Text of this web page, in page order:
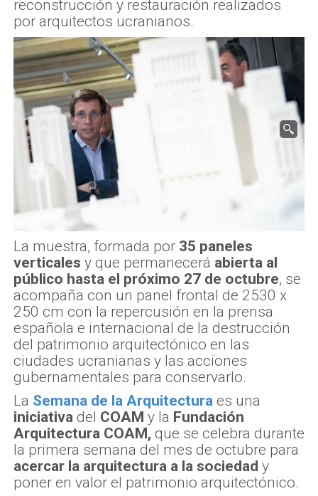
reconstrucción y restauración realizados
por arquitectos ucranianos.
La muestra, formada por 35 paneles
verticales y que permanecerá abierta al
público hasta el próximo 27 de octubre, se
acompaña con un panel frontal de 2530 x
250 cm con la repercusión en la prensa
española e internacional de la destrucción
del patrimonio arquitectónico en las
ciudades ucranianas y las acciones
gubernamentales para conservarlo.
La Semana de la Arquitectura es una
iniciativa del COAM y la Fundación
Arquitectura COAM, que se celebra durante
la primera semana del mes de octubre para
acercar la arquitectura a la sociedad y
poner en valor el patrimonio arquitectónico.